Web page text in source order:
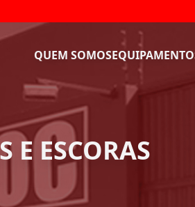
QUEM SOMOS
E ESCORAS